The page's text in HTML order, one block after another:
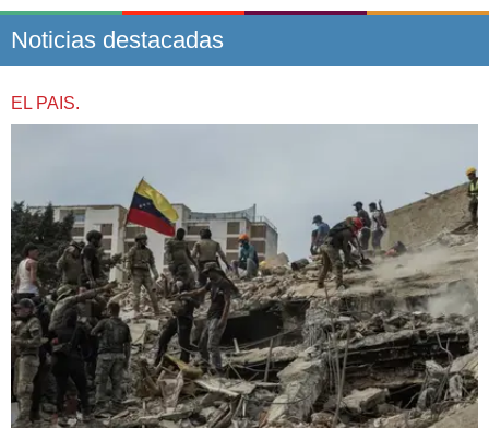
Noticias destacadas
EL PAIS.